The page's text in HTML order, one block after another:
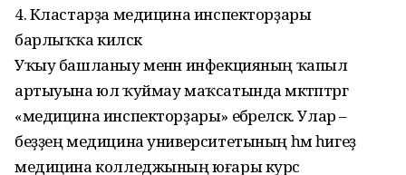
4. Кластарҙа медицина инспекторҙары
барлыҡҡа киләсәк
Уҡыу башланыу менән инфекцияның ҡапыл
артыуына юл ҡуймау маҡсатында мәктәптәргә
«медицина инспекторҙары» ебәреләсәк. Улар –
беҙҙең медицина университетының һәм һигеҙ
медицина колледжының юғары курс